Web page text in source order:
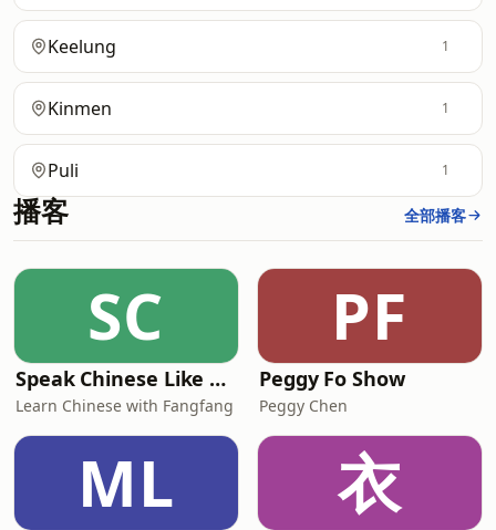
Keelung 1
Kinmen 1
Puli 1
播客 全部播客
SC
Speak Chinese Like A Taiwanese Local
Learn Chinese with Fangfang
PF
Peggy Fo Show
Peggy Chen
ML 衣